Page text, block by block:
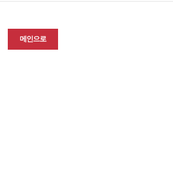
메인으로